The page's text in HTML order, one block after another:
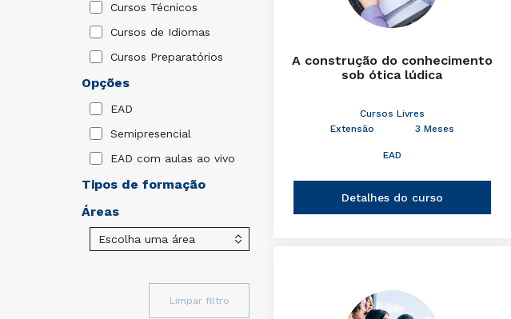
Cursos Técnicos
Cursos de Idiomas
Cursos Preparatórios
Opções
EAD
Semipresencial
EAD com aulas ao vivo
Tipos de formação
Áreas
Limpar filtro
A construção do conhecimento
sob ótica lúdica
Cursos Livres
Extensão
3 Meses
EAD
Detalhes do curso